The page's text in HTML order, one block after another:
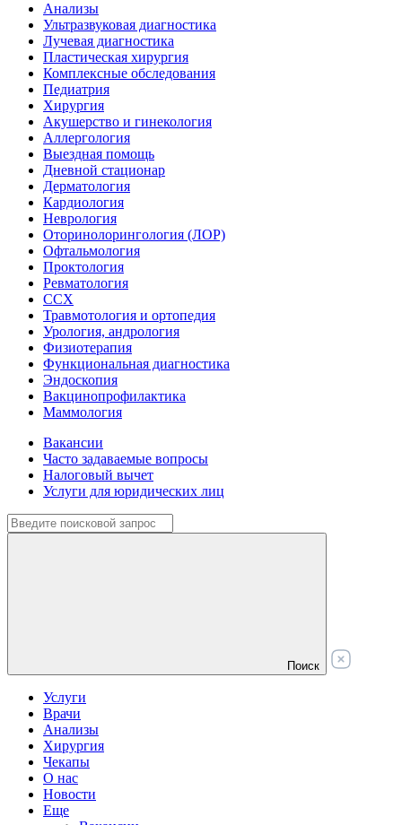
Анализы
Ультразвуковая диагностика
Лучевая диагностика
Пластическая хирургия
Комплексные обследования
Педиатрия
Хирургия
Акушерство и гинекология
Аллергология
Выездная помощь
Дневной стационар
Дерматология
Кардиология
Неврология
Оторинолорингология (ЛОР)
Офтальмология
Проктология
Ревматология
ССХ
Травмотология и ортопедия
Урология, андрология
Физиотерапия
Функциональная диагностика
Эндоскопия
Вакцинопрофилактика
Маммология
Вакансии
Часто задаваемые вопросы
Налоговый вычет
Услуги для юридических лиц
Поиск
Услуги
Врачи
Анализы
Хирургия
Чекапы
О нас
Новости
Еще